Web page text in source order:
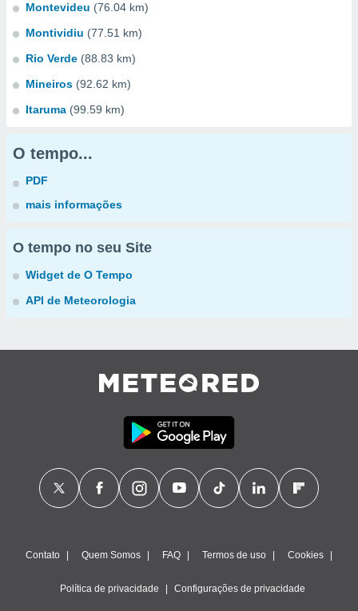
Montevideu (76.04 km)
Montividiu (77.51 km)
Rio Verde (88.83 km)
Mineiros (92.62 km)
Itaruma (99.59 km)
O tempo...
PDF
mais informações
O tempo no seu Site
Widget de O Tempo
API de Meteorologia
Contato Quem Somos FAQ Termos de uso Cookies
Política de privacidade Configurações de privacidade